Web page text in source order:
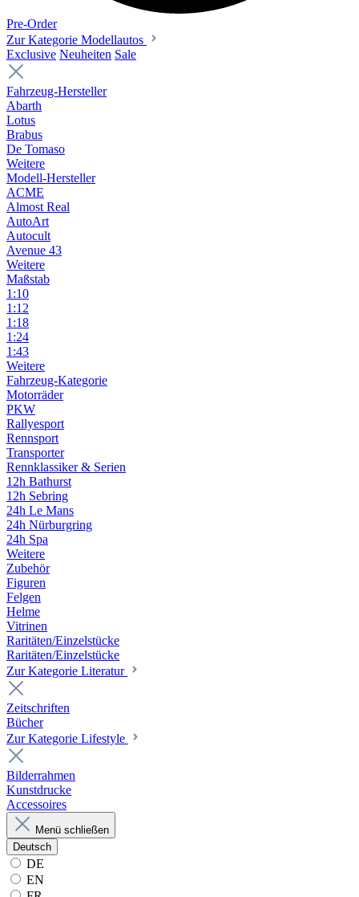
Pre-Order
Zur Kategorie Modellautos
Exclusive Neuheiten Sale
Fahrzeug-Hersteller
Abarth
Lotus
Brabus
De Tomaso
Weitere
Modell-Hersteller
ACME
Almost Real
AutoArt
Autocult
Avenue 43
Weitere
Maßstab
1:10
1:12
1:18
1:24
1:43
Weitere
Fahrzeug-Kategorie
Motorräder
PKW
Rallyesport
Rennsport
Transporter
Rennklassiker & Serien
12h Bathurst
12h Sebring
24h Le Mans
24h Nürburgring
24h Spa
Weitere
Zubehör
Figuren
Felgen
Helme
Vitrinen
Raritäten/Einzelstücke
Raritäten/Einzelstücke
Zur Kategorie Literatur
Zeitschriften
Bücher
Zur Kategorie Lifestyle
Bilderrahmen
Kunstdrucke
Accessoires
Menü schließen
Deutsch
DE
EN